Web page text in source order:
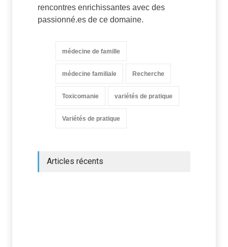
rencontres enrichissantes avec des
passionné.es de ce domaine.
médecine de famille
médecine familiale Recherche
Toxicomanie variétés de pratique
Variétés de pratique
Articles récents